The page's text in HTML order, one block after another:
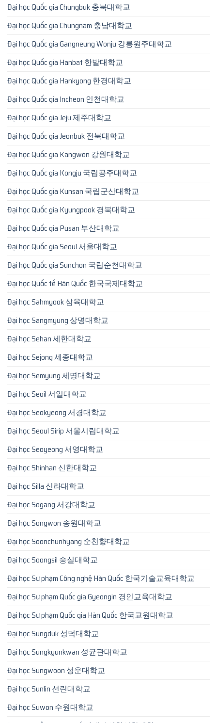
Đại học Quốc gia Chungbuk 충북대학교
Đại học Quốc gia Chungnam 충남대학교
Đại học Quốc gia Gangneung Wonju 강릉원주대학교
Đại học Quốc gia Hanbat 한밭대학교
Đại học Quốc gia Hankyong 한경대학교
Đại học Quốc gia Incheon 인천대학교
Đại học Quốc gia Jeju 제주대학교
Đại học Quốc gia Jeonbuk 전북대학교
Đại học Quốc gia Kangwon 강원대학교
Đại học Quốc gia Kongju 국립공주대학교
Đại học Quốc gia Kunsan 국립군산대학교
Đại học Quốc gia Kyungpook 경북대학교
Đại học Quốc gia Pusan 부산대학교
Đại học Quốc gia Seoul 서울대학교
Đại học Quốc gia Sunchon 국립순천대학교
Đại học Quốc tế Hàn Quốc 한국국제대학교
Đại học Sahmyook 삼육대학교
Đại học Sangmyung 상명대학교
Đại học Sehan 세한대학교
Đại học Sejong 세종대학교
Đại học Semyung 세명대학교
Đại học Seoil 서일대학교
Đại học Seokyeong 서경대학교
Đại học Seoul Sirip 서울시립대학교
Đại học Seoyeong 서영대학교
Đại học Shinhan 신한대학교
Đại học Silla 신라대학교
Đại học Sogang 서강대학교
Đại học Songwon 송원대학교
Đại học Soonchunhyang 순천향대학교
Đại học Soongsil 숭실대학교
Đại học Sư phạm Công nghệ Hàn Quốc 한국기술교육대학교
Đại học Sư phạm Quốc gia Gyeongin 경인교육대학교
Đại học Sư phạm Quốc gia Hàn Quốc 한국교원대학교
Đại học Sungduk 성덕대학교
Đại học Sungkyunkwan 성균관대학교
Đại học Sungwoon 성운대학교
Đại học Sunlin 선린대학교
Đại học Suwon 수원대학교